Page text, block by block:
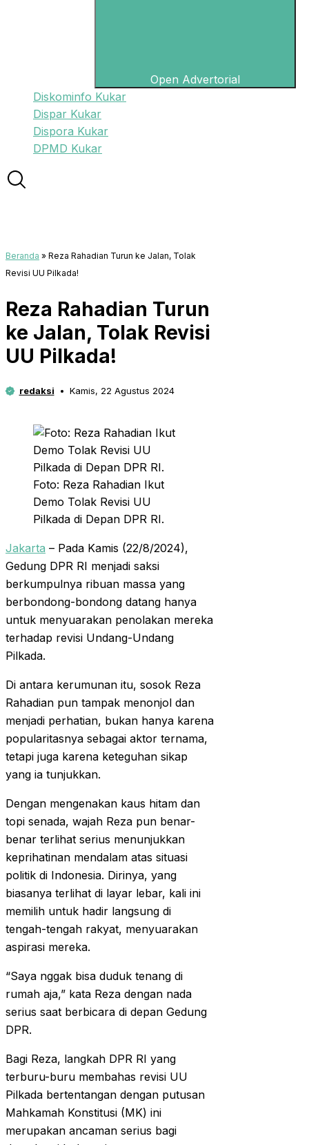
Open Advertorial
Diskominfo Kukar
Dispar Kukar
Dispora Kukar
DPMD Kukar
Beranda » Reza Rahadian Turun ke Jalan, Tolak
Revisi UU Pilkada!
Reza Rahadian Turun
ke Jalan, Tolak Revisi
UU Pilkada!
redaksi Kamis, 22 Agustus 2024
Foto: Reza Rahadian Ikut
Demo Tolak Revisi UU
Pilkada di Depan DPR RI.
Jakarta – Pada Kamis (22/8/2024),
Gedung DPR RI menjadi saksi
berkumpulnya ribuan massa yang
berbondong-bondong datang hanya
untuk menyuarakan penolakan mereka
terhadap revisi Undang-Undang
Pilkada.
Di antara kerumunan itu, sosok Reza
Rahadian pun tampak menonjol dan
menjadi perhatian, bukan hanya karena
popularitasnya sebagai aktor ternama,
tetapi juga karena keteguhan sikap
yang ia tunjukkan.
Dengan mengenakan kaus hitam dan
topi senada, wajah Reza pun benar-
benar terlihat serius menunjukkan
keprihatinan mendalam atas situasi
politik di Indonesia. Dirinya, yang
biasanya terlihat di layar lebar, kali ini
memilih untuk hadir langsung di
tengah-tengah rakyat, menyuarakan
aspirasi mereka.
“Saya nggak bisa duduk tenang di
rumah aja,” kata Reza dengan nada
serius saat berbicara di depan Gedung
DPR.
Bagi Reza, langkah DPR RI yang
terburu-buru membahas revisi UU
Pilkada bertentangan dengan putusan
Mahkamah Konstitusi (MK) ini
merupakan ancaman serius bagi